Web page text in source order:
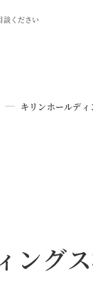
ください
キリンホールデ
ング